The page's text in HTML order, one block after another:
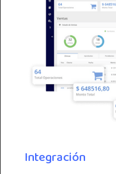
Integración